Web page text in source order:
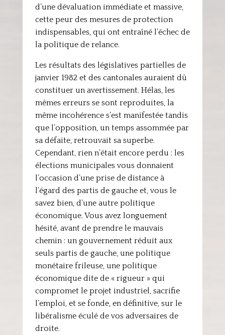
d’une dévaluation immédiate et massive,
cette peur des mesures de protection
indispensables, qui ont entraîné l’échec de
la politique de relance.
Les résultats des législatives partielles de
janvier 1982 et des cantonales auraient dû
constituer un avertissement. Hélas, les
mêmes erreurs se sont reproduites, la
même incohérence s’est manifestée tandis
que l’opposition, un temps assommée par
sa défaite, retrouvait sa superbe.
Cependant, rien n’était encore perdu : les
élections municipales vous donnaient
l’occasion d’une prise de distance à
l’égard des partis de gauche et, vous le
savez bien, d’une autre politique
économique. Vous avez longuement
hésité, avant de prendre le mauvais
chemin : un gouvernement réduit aux
seuls partis de gauche, une politique
monétaire frileuse, une politique
économique dite de « rigueur » qui
compromet le projet industriel, sacrifie
l’emploi, et se fonde, en définitive, sur le
libéralisme éculé de vos adversaires de
droite.